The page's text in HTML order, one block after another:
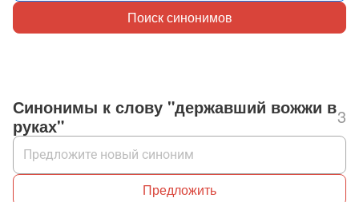
Поиск синонимов
Синонимы к слову "державший вожжи в
руках"
3
Предложить